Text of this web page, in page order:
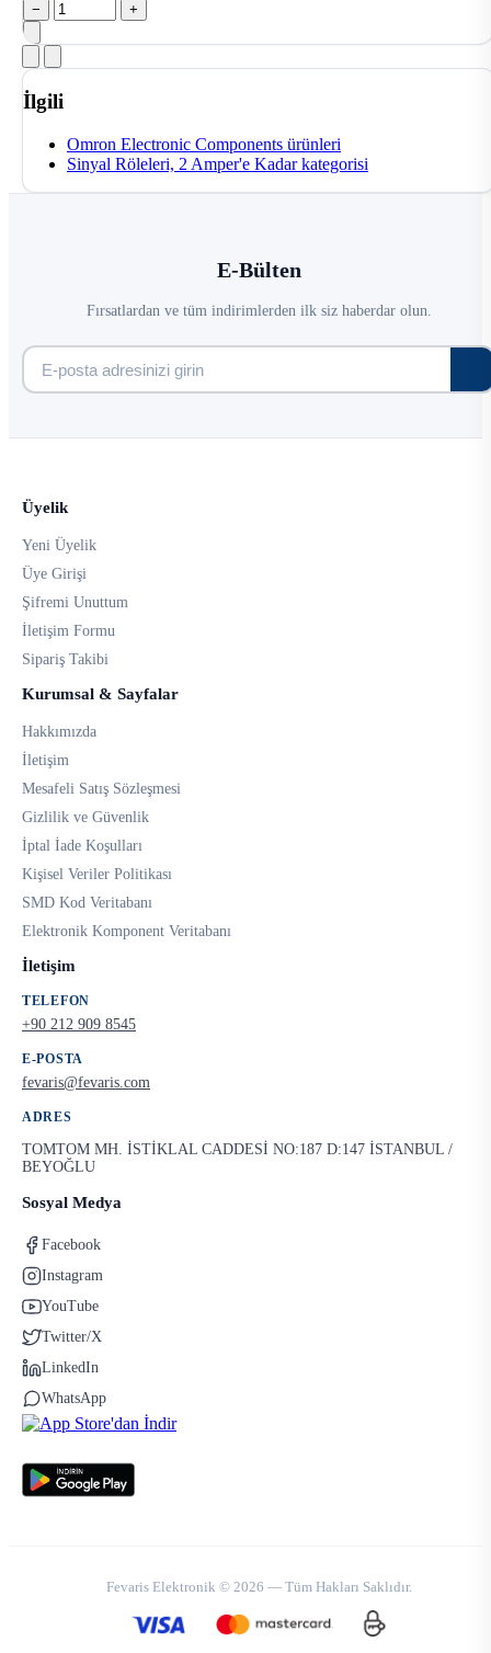
− +
İlgili
Omron Electronic Components ürünleri
Sinyal Röleleri, 2 Amper'e Kadar kategorisi
E-Bülten
Fırsatlardan ve tüm indirimlerden ilk siz haberdar olun.
Üyelik
Yeni Üyelik
Üye Girişi
Şifremi Unuttum
İletişim Formu
Sipariş Takibi
Kurumsal & Sayfalar
Hakkımızda
İletişim
Mesafeli Satış Sözleşmesi
Gizlilik ve Güvenlik
İptal İade Koşulları
Kişisel Veriler Politikası
SMD Kod Veritabanı
Elektronik Komponent Veritabanı
İletişim
TELEFON
+90 212 909 8545
E-POSTA
fevaris@fevaris.com
ADRES
TOMTOM MH. İSTİKLAL CADDESİ NO:187 D:147 İSTANBUL /
BEYOĞLU
Sosyal Medya
Facebook
Instagram
YouTube
Twitter/X
LinkedIn
WhatsApp
Fevaris Elektronik © 2026 — Tüm Hakları Saklıdır.